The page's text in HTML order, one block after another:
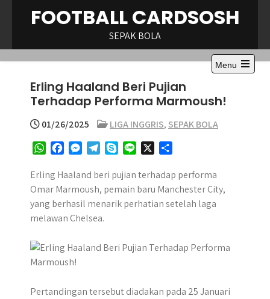
FOOTBALL CARDSOSH
SEPAK BOLA
Menu
Open
Erling Haaland Beri Pujian
Terhadap Performa Marmoush!
01/26/2025 LIGA INGGRIS, SEPAK BOLA
W
a
t
s
A
c
e
b
o
s
s
e
n
r
l
e
g
r
y
p
e
n
e
a
r
e
Erling Haaland beri pujian terhadap performa
Omar Marmoush, pemain baru Manchester City,
yang berhasil menarik perhatian setelah laga
melawan Chelsea.
Pertandingan tersebut diadakan pada 25 Januari